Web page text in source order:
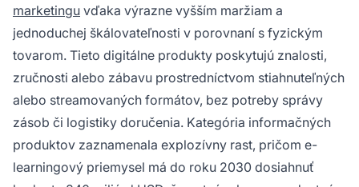
marketingu vďaka výrazne vyšším maržiam a
jednoduchej škálovateľnosti v porovnaní s fyzickým
tovarom. Tieto digitálne produkty poskytujú znalosti,
zručnosti alebo zábavu prostredníctvom stiahnuteľných
alebo streamovaných formátov, bez potreby správy
zásob či logistiky doručenia. Kategória informačných
produktov zaznamenala explozívny rast, pričom e-
learningový priemysel má do roku 2030 dosiahnuť